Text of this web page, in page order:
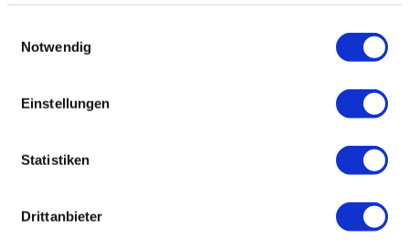
Notwendig
Einstellungen
Statistiken
Drittanbieter
Tickets
Romeo und Julia – das berühmteste Liebespaar der Welt.
Geschichte schuf der italienische Belcanto-Komponist
Vincenzo Bellini, dessen melodienseliges und
Rundfunkchor und eine Top-Riege an Solist:innen unter
der Leitung von Riccardo Minasi auf die Bühne im Großen
Vincenzo Bellini (1801-1835)